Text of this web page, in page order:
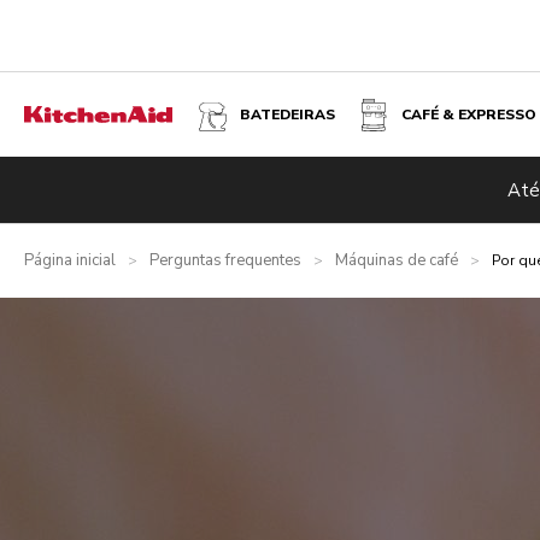
BATEDEIRAS CAFÉ & EXPRESSO
Página inicial > Perguntas frequentes > Máquinas de café > Por